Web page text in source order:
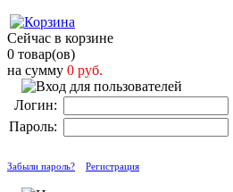
Сейчас в корзине
0 товар(ов)
на сумму 0 руб.
Логин:
Пароль:
Забыли пароль? Регистрация